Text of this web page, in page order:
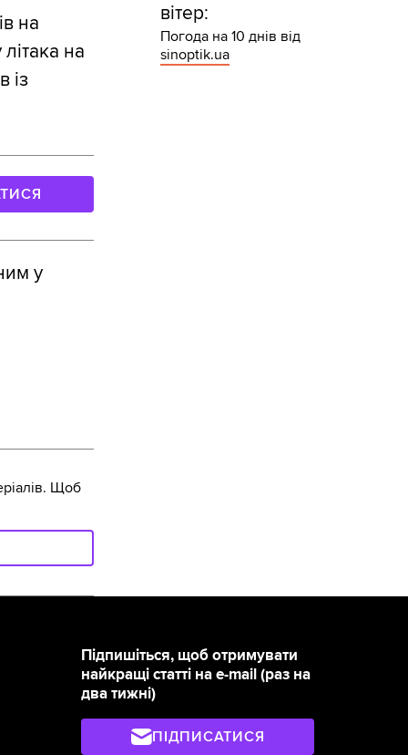
на
на
із
у
вітер:
Погода на 10 днів від
sinoptik.ua
Щоб
Підпишіться, щоб отримувати
найкращі статті на e-mail (раз на
два тижні)
ПІДПИСАТИСЯ